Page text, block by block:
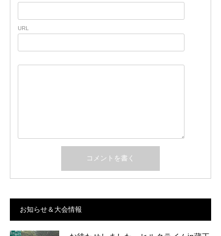
URL
お知らせ＆大会情報